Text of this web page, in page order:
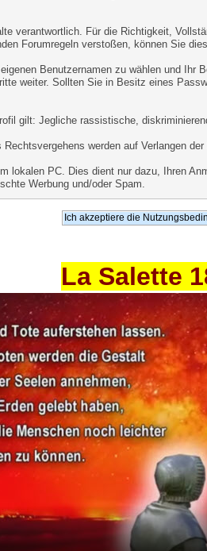
verantwortlich. Für die Richtigkeit,
Forumregeln verstoßen, können Sie
Benutzernamen zu wählen und
weiter. Sollten Sie in Besitz eines
gilt: Jegliche rassistische,
werden auf Verlangen
lokalen PC. Dies dient nur dazu, Ihren
Werbung und/oder Spam.
La Salette